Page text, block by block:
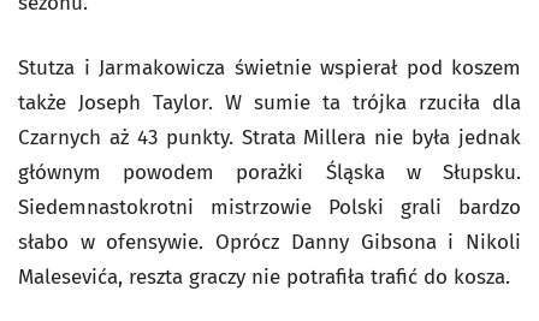
Stutza i Jarmakowicza świetnie wspierał pod koszem
także Joseph Taylor. W sumie ta trójka rzuciła dla
Czarnych aż 43 punkty. Strata Millera nie była jednak
głównym powodem porażki Śląska w Słupsku.
Siedemnastokrotni mistrzowie Polski grali bardzo
słabo w ofensywie. Oprócz Danny Gibsona i Nikoli
Malesevića, reszta graczy nie potrafiła trafić do kosza.